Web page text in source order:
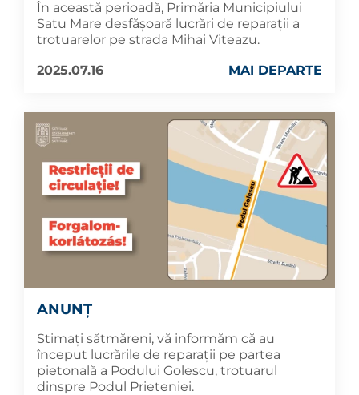
În această perioadă, Primăria Municipiului
Satu Mare desfășoară lucrări de reparații a
trotuarelor pe strada Mihai Viteazu.
2025.07.16
MAI DEPARTE
ANUNȚ
Stimați sătmăreni, vă informăm că au
început lucrările de reparații pe partea
pietonală a Podului Golescu, trotuarul
dinspre Podul Prieteniei.